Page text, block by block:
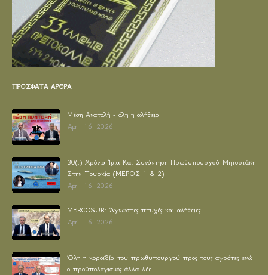
ΠΡΟΣΦΑΤΑ ΑΡΘΡΑ
Μέση Ανατολή - όλη η αλήθεια
April 16, 2026
30(;) Χρόνια Ίμια Και Συνάντηση Πρωθυπουργού Μητσοτάκη
Στην Τουρκία (ΜΕΡΟΣ 1 & 2)
April 16, 2026
MERCOSUR: Άγνωστες πτυχές και αλήθειες
April 16, 2026
Όλη η κοροϊδία του πρωθυπουργού προς τους αγρότες ενώ
ο προϋπολογισμός άλλα λέε